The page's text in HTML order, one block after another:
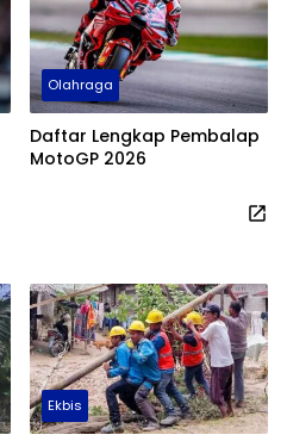
Olahraga
Daftar Lengkap Pembalap
MotoGP 2026
Ekbis